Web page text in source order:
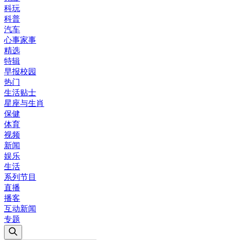
科玩
科普
汽车
心事家事
精选
特辑
早报校园
热门
生活贴士
星座与生肖
保健
体育
视频
新闻
娱乐
生活
系列节目
直播
播客
互动新闻
专题